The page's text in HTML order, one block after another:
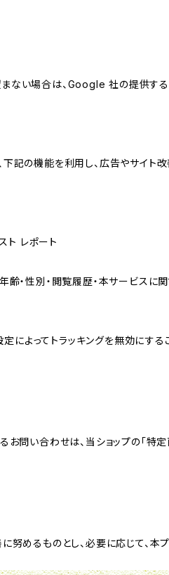
い場合は、Google 社の提供す
下記の機能を利用し、広告やサ
ト レポート
・性別・閲覧履歴・本サービスに
よってトラッキングを無効にす
問い合わせは、当ショップの「特
めるものとし、必要に応じて、本